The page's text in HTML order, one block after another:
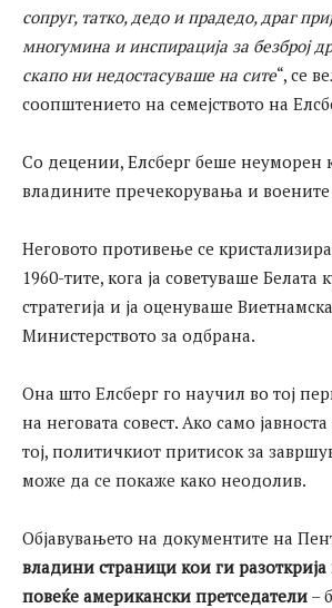
сопруг, татко, дедо и прадедо, драг
многумина и инспирација за безброј
скапо ни недостасуваше на сите“, се
соопштението на семејството на
Со децении, Елсберг беше неуморен
владините пречекорувања и
Неговото противење се
1960-тите, кога ја советуваше Белата
стратегија и ја оценуваше
Министерството за одбрана.
Она што Елсберг го научил во тој
на неговата совест. Ако само
тој, политичкиот притисок за
може да се покаже како неодолив.
Објавувањето на документите на
владини страници кои ги
повеќе американски претседатели –